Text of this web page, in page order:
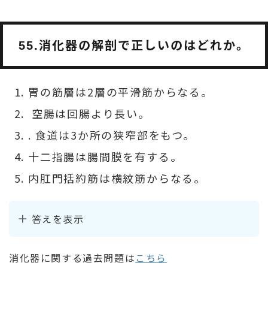
55.消化器の解剖で正しいのはどれか。
胃の筋層は2層の平滑筋からなる。
空腸は回腸より長い。
. 食道は3か所の狭窄部をもつ。
十二指腸は腸間膜を有する。
内肛門括約筋は横紋筋からなる。
答えを表示
消化器に関する過去問題は こちら